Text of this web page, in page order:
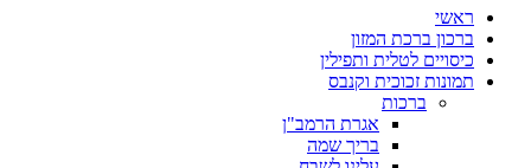
ראשי
ברכון ברכת המזון
כיסויים לטלית ותפילין
תמונות זכוכית וקנבס
ברכות
אגרת הרמב"ן
בריך שמה